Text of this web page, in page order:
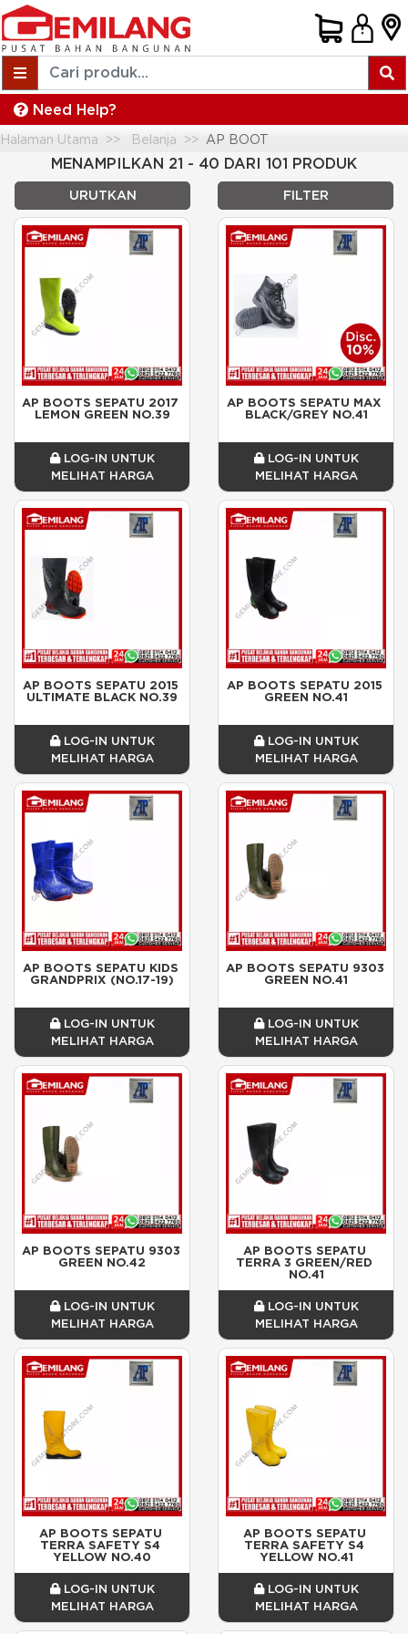
Need Help?
Halaman Utama Belanja AP BOOT
MENAMPILKAN 21 - 40 DARI 101 PRODUK
URUTKAN FILTER
AP BOOTS SEPATU 2017
LEMON GREEN NO.39
LOG-IN UNTUK
MELIHAT HARGA
AP BOOTS SEPATU MAX
BLACK/GREY NO.41
LOG-IN UNTUK
MELIHAT HARGA
AP BOOTS SEPATU 2015
ULTIMATE BLACK NO.39
LOG-IN UNTUK
MELIHAT HARGA
AP BOOTS SEPATU 2015
GREEN NO.41
LOG-IN UNTUK
MELIHAT HARGA
AP BOOTS SEPATU KIDS
GRANDPRIX (NO.17-19)
LOG-IN UNTUK
MELIHAT HARGA
AP BOOTS SEPATU 9303
GREEN NO.41
LOG-IN UNTUK
MELIHAT HARGA
AP BOOTS SEPATU 9303
GREEN NO.42
LOG-IN UNTUK
MELIHAT HARGA
AP BOOTS SEPATU
TERRA 3 GREEN/RED
NO.41
LOG-IN UNTUK
MELIHAT HARGA
AP BOOTS SEPATU
TERRA SAFETY S4
YELLOW NO.40
LOG-IN UNTUK
MELIHAT HARGA
AP BOOTS SEPATU
TERRA SAFETY S4
YELLOW NO.41
LOG-IN UNTUK
MELIHAT HARGA